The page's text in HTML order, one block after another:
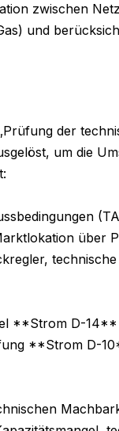
zwischen
und
der
um die
technische
**Strom D-
**Strom D-